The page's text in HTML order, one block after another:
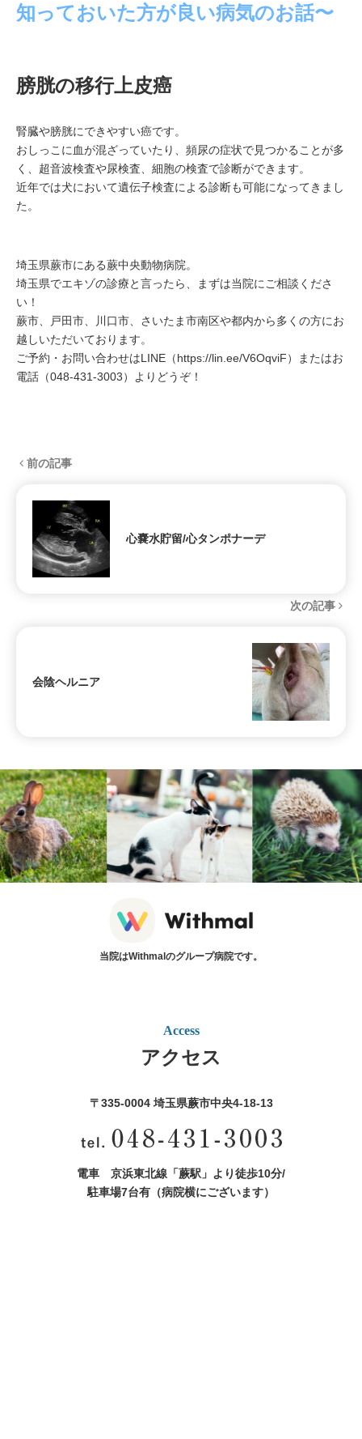
知っておいた方が良い病気のお話〜
膀胱の移行上皮癌
腎臓や膀胱にできやすい癌です。
おしっこに血が混ざっていたり、頻尿の症状で見つかることが多
く、超音波検査や尿検査、細胞の検査で診断ができます。
近年では犬において遺伝子検査による診断も可能になってきまし
た。
埼玉県蕨市にある蕨中央動物病院。
埼玉県でエキゾの診療と言ったら、まずは当院にご相談くださ
い！
蕨市、戸田市、川口市、さいたま市南区や都内から多くの方にお
越しいただいております。
ご予約・お問い合わせはLINE（https://lin.ee/V6OqviF）またはお
電話（048-431-3003）よりどうぞ！
前の記事
心嚢水貯留/心タンポナーデ
次の記事
会陰ヘルニア
当院はWithmalのグループ病院です。
Access
アクセス
〒335-0004 埼玉県蕨市中央4‐18‐13
電車 京浜東北線「蕨駅」より徒歩10分/
駐車場7台有（病院横にございます）